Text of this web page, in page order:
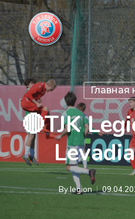
Skip
to
main
content
Главная
🔴TJK
Bylegion